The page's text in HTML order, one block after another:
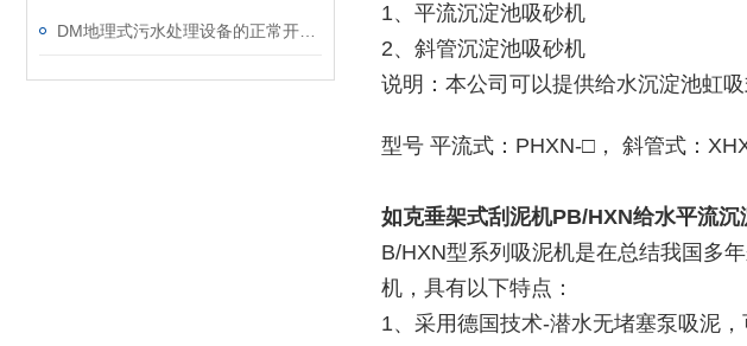
1、平流沉淀池吸砂机
2、斜管沉淀池吸砂机
说明：本公司可以提供给水沉淀池虹吸
型号 平流式：PHXN-□， 斜管式：
如克垂架式刮泥机PB/HXN给水平流沉
B/HXN型系列吸泥机是在总结我国多
机，具有以下特点：
1、采用德国技术-潜水无堵塞泵吸泥